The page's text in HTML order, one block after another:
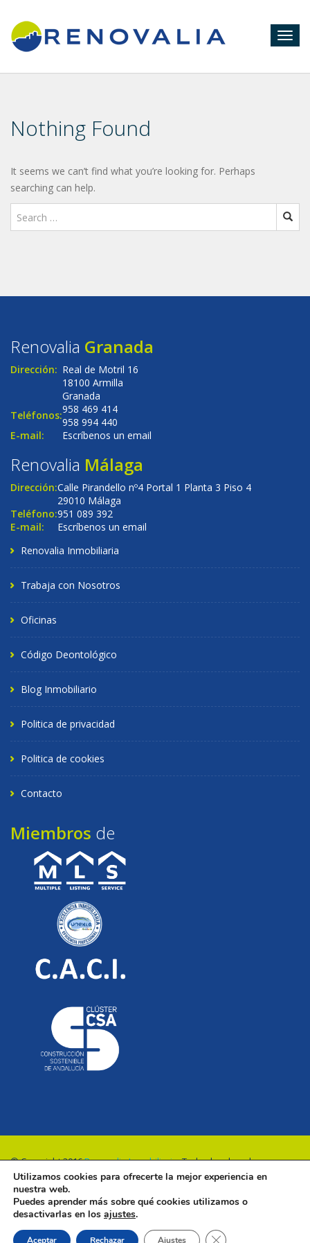
Nothing Found
It seems we can’t find what you’re looking for. Perhaps
searching can help.
Renovalia Granada
Dirección: Real de Motril 16
18100 Armilla
Granada
Teléfonos:958 469 414
958 994 440
E-mail:
Escríbenos un email
Renovalia Málaga
Dirección:Calle Pirandello nº4 Portal 1 Planta 3 Piso 4
29010 Málaga
Teléfono:951 089 392
E-mail:
Escríbenos un email
Renovalia Inmobiliaria
Trabaja con Nosotros
Oficinas
Código Deontológico
Blog Inmobiliario
Politica de privacidad
Politica de cookies
Contacto
Miembros de
© Copyright 2016Renovalia Inmobiliaria. Todos los derechos
reservados.
Utilizamos cookies para ofrecerte la mejor experiencia en
nuestra web.
Puedes aprender más sobre qué cookies utilizamos o
desactivarlas en los ajustes.
Aceptar Rechazar Ajustes Cerrar el banner de